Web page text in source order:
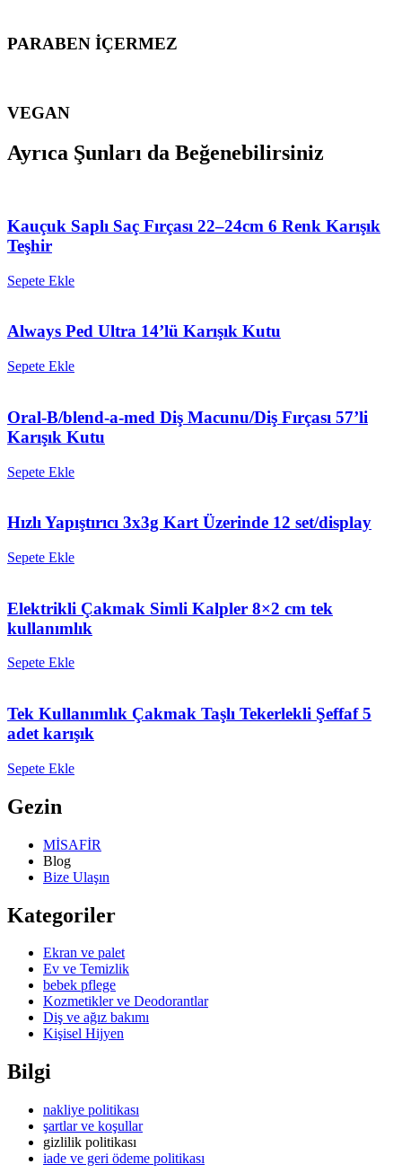
PARABEN İÇERMEZ
VEGAN
Ayrıca Şunları da Beğenebilirsiniz
Kauçuk Saplı Saç Fırçası 22–24cm 6 Renk Karışık
Teşhir
Sepete Ekle
Always Ped Ultra 14’lü Karışık Kutu
Sepete Ekle
Oral-B/blend-a-med Diş Macunu/Diş Fırçası 57’li
Karışık Kutu
Sepete Ekle
Hızlı Yapıştırıcı 3x3g Kart Üzerinde 12 set/display
Sepete Ekle
Elektrikli Çakmak Simli Kalpler 8×2 cm tek
kullanımlık
Sepete Ekle
Tek Kullanımlık Çakmak Taşlı Tekerlekli Şeffaf 5
adet karışık
Sepete Ekle
Gezin
MİSAFİR
Blog
Bize Ulaşın
Kategoriler
Ekran ve palet
Ev ve Temizlik
bebek pflege
Kozmetikler ve Deodorantlar
Diş ve ağız bakımı
Kişisel Hijyen
Bilgi
nakliye politikası
şartlar ve koşullar
gizlilik politikası
iade ve geri ödeme politikası